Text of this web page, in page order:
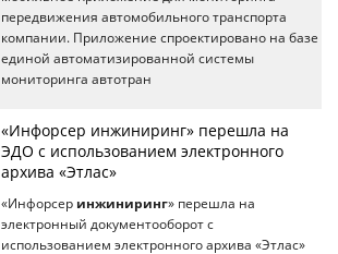
передвижения автомобильного транспорта
компании. Приложение спроектировано на базе
единой автоматизированной системы
мониторинга автотран
«Инфорсер инжиниринг» перешла на
ЭДО с использованием электронного
архива «Этлас»
«Инфорсер инжиниринг» перешла на
электронный документооборот с
использованием электронного архива «Этлас»